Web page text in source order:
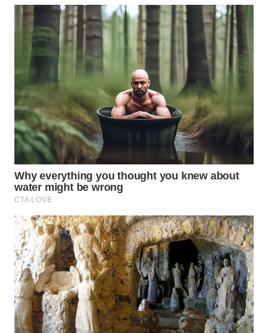
PADANG
LAWAS
WN
SUMEDANG
WN
CIANJUR
WN
KEPULAUAN
SERIBU
WN
TANGERANG
WN
BINJAI
WN
CIREBON